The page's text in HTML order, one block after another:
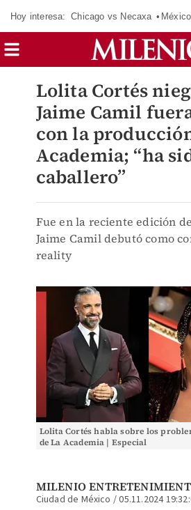
Hoy interesa: Chicago vs Necaxa
Lolita Cortés
Jaime Camil
con la
Academia; “ha
caballero”
Fue en la reciente edición
Jaime Camil debutó como
reality
Lolita Cortés habla sobre los
de La Academia | Especial
MILENIO
Ciudad de México /05.11.2024